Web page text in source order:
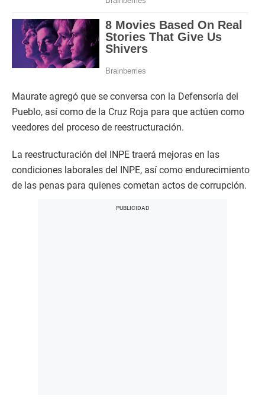
Maurate agregó que se conversa con la Defensoría del
Pueblo, así como de la Cruz Roja para que actúen como
veedores del proceso de reestructuración.
La reestructuración del INPE traerá mejoras en las
condiciones laborales del INPE, así como endurecimiento
de las penas para quienes cometan actos de corrupción.